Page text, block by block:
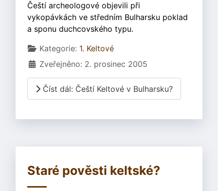
Čeští archeologové objevili při
vykopávkách ve středním Bulharsku poklad
a sponu duchcovského typu.
Základní údaje
Kategorie: 1. Keltové
Zveřejněno: 2. prosinec 2005
Číst dál: Čeští Keltové v Bulharsku?
Staré pověsti keltské?